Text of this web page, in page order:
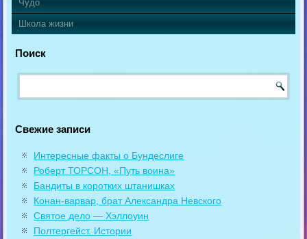
Чудо
Школа жизни
Поиск
Свежие записи
Интересные факты о Бундеслиге
Роберт ТОРСОН, «Путь воина»
Бандиты в коротких штанишках
Конан-варвар, брат Александра Невского
Святое дело — Хэллоуин
Полтергейст. Истории